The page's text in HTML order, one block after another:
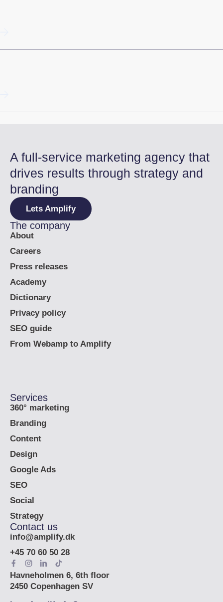
A full-service marketing agency that
drives results through strategy and
branding
Lets Amplify
The company
About
Careers
Press releases
Academy
Dictionary
Privacy policy
SEO guide
From Webamp to Amplify
Services
360° marketing
Branding
Content
Design
Google Ads
SEO
Social
Strategy
Contact us
info@amplify.dk
+45 70 60 50 28
Havneholmen 6, 6th floor
2450 Copenhagen SV